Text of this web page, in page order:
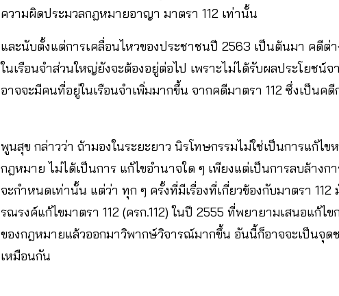
ความผิดประมวลกฎหมายอาญา มาตรา 112 เท่านั้น
และนับตั้งแต่การเคลื่อนไหวของประชาชนปี 2563 เป็นต้นมา คดีต่
ในเรือนจำส่วนใหญ่ยังจะต้องอยู่ต่อไป เพราะไม่ได้รับผลประโยชน์
อาจจะมีคนที่อยู่ในเรือนจำเพิ่มมากขึ้น จากคดีมาตรา 112 ซึ่งเป็นคดี
พูนสุข กล่าวว่า ถ้ามองในระยะยาว นิรโทษกรรมไม่ใช่เป็นการแก้ไข
กฎหมาย ไม่ได้เป็นการ แก้ไขอำนาจใด ๆ เพียงแต่เป็นการลบล้างก
จะกำหนดเท่านั้น แต่ว่า ทุก ๆ ครั้งที่มีเรื่องที่เกี่ยวข้องกับมาตรา
รณรงค์แก้ไขมาตรา 112 (ครก.112) ในปี 2555 ที่พยายามเสนอแก้
ของกฎหมายแล้วออกมาวิพากษ์วิจารณ์มากขึ้น อันนี้ก็อาจจะเป็นจุด
เหมือนกัน